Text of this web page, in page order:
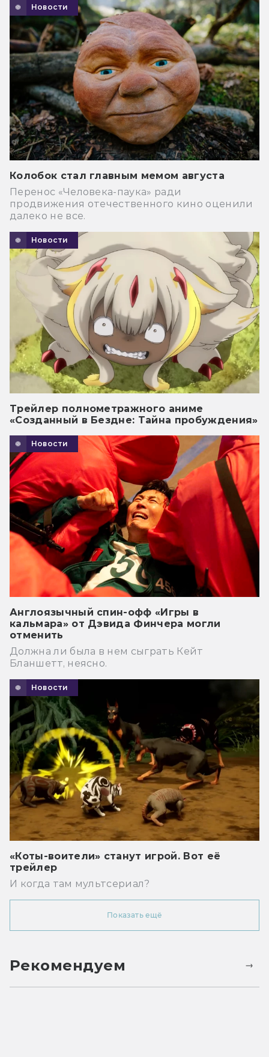
Новости
Колобок стал главным мемом августа
Перенос «Человека-паука» ради
продвижения отечественного кино оценили
далеко не все.
Новости
Трейлер полнометражного аниме
«Созданный в Бездне: Тайна пробуждения»
Новости
Англоязычный спин-офф «Игры в
кальмара» от Дэвида Финчера могли
отменить
Должна ли была в нем сыграть Кейт
Бланшетт, неясно.
Новости
«Коты-воители» станут игрой. Вот её
трейлер
И когда там мультсериал?
Показать ещё
Рекомендуем